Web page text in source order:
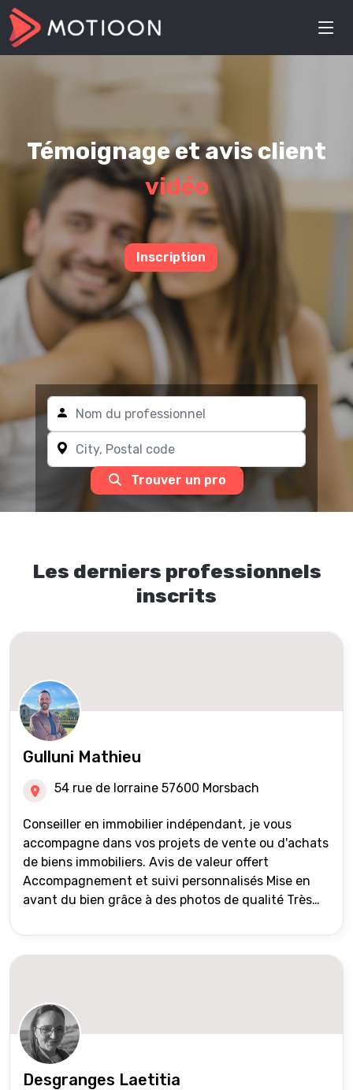
Témoignage et avis client
vidéo
Inscription
Trouver un pro
Les derniers professionnels
inscrits
Gulluni Mathieu
54 rue de lorraine 57600 Morsbach
Conseiller en immobilier indépendant, je vous
accompagne dans vos projets de vente ou d'achats
de biens immobiliers. Avis de valeur offert
Accompagnement et suivi personnalisés Mise en
avant du bien grâce à des photos de qualité Très
international) Validation du financement des
acquéreurs auprès de partenaires financiers
réseau Iad France et Iad Deutschland Inter agence
Desgranges Laetitia